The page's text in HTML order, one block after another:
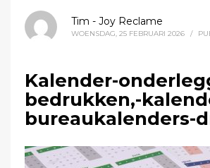
Tim - Joy Reclame
WOENSDAG, 25 FEBRUARI 2026 /
Kalender-
bedrukken,-
bureaukalenders-